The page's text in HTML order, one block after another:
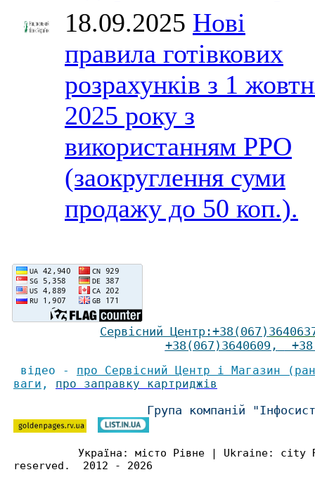
18.09.2025 Нові
правила готівкових
розрахунків з 1
2025 року з
використанням РРО
(заокруглення суми
продажу до 50 коп.).
Сервісний Центр :+38(067)
+38(067)3640609 ,
відео - про Сервісний Центр і Магазин
ваги , про заправку картриджів
Група компаній
Україна: місто Рівне | Ukraine:
reserved. 2012 - 2026